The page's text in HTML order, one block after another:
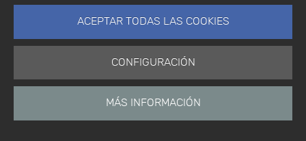
ACEPTAR TODAS LAS COOKIES
CONFIGURACIÓN
MÁS INFORMACIÓN